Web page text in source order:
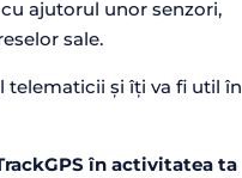
ajutorul unor senzori,
sale.
telematicii și îți va fi util în
în activitatea ta